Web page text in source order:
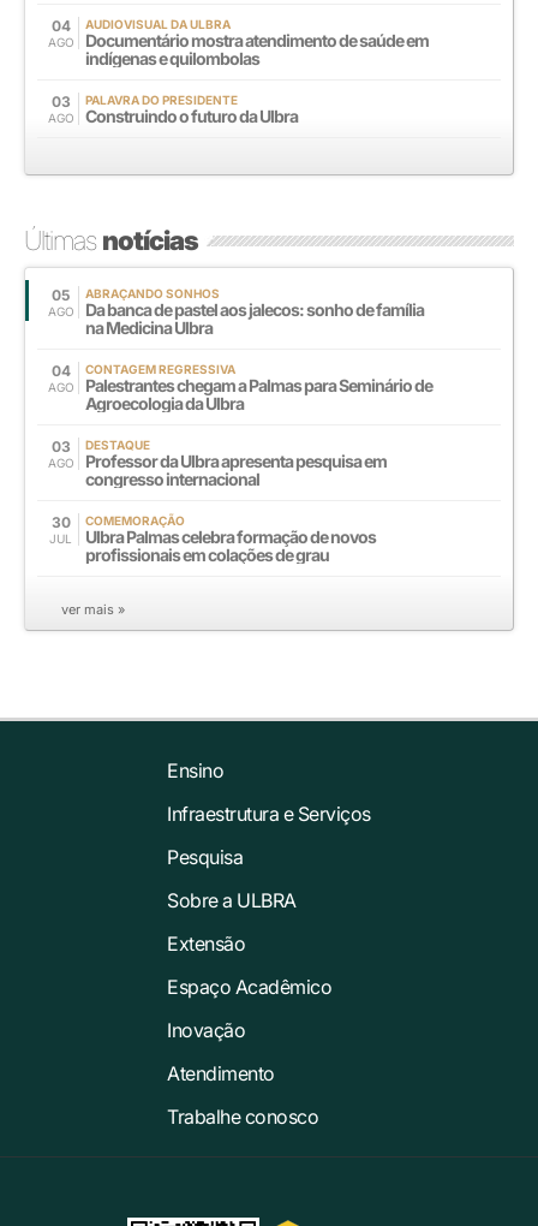
04
AGO
AUDIOVISUAL DA ULBRA
Documentário mostra atendimento de saúde em
indígenas e quilombolas
03
AGO
PALAVRA DO PRESIDENTE
Construindo o futuro da Ulbra
Últimasnotícias
05
AGO
ABRAÇANDO SONHOS
Da banca de pastel aos jalecos: sonho de família
na Medicina Ulbra
04
AGO
CONTAGEM REGRESSIVA
Palestrantes chegam a Palmas para Seminário de
Agroecologia da Ulbra
03
AGO
DESTAQUE
Professor da Ulbra apresenta pesquisa em
congresso internacional
30
JUL
COMEMORAÇÃO
Ulbra Palmas celebra formação de novos
profissionais em colações de grau
ver mais »
Ensino
Infraestrutura e Serviços
Pesquisa
Sobre a ULBRA
Extensão
Espaço Acadêmico
Inovação
Atendimento
Trabalhe conosco